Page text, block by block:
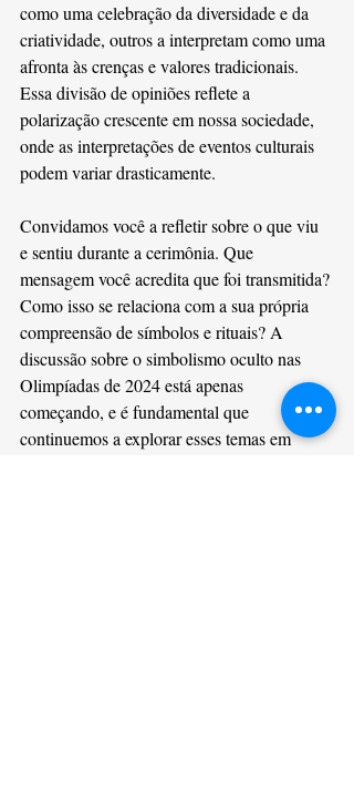
como uma celebração da diversidade e da
criatividade, outros a interpretam como uma
afronta às crenças e valores tradicionais.
Essa divisão de opiniões reflete a
polarização crescente em nossa sociedade,
onde as interpretações de eventos culturais
podem variar drasticamente.
Convidamos você a refletir sobre o que viu
e sentiu durante a cerimônia. Que
mensagem você acredita que foi transmitida?
Como isso se relaciona com a sua própria
compreensão de símbolos e rituais? A
discussão sobre o simbolismo oculto nas
Olimpíadas de 2024 está apenas
começando, e é fundamental que
continuemos a explorar esses temas em